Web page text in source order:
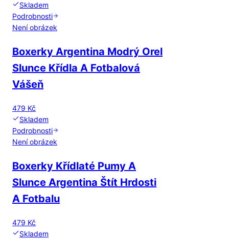
Skladem
Podrobnosti
Není obrázek
Boxerky Argentina Modrý Orel
Slunce Křídla A Fotbalová
Vášeň
479 Kč
Skladem
Podrobnosti
Není obrázek
Boxerky Křídlaté Pumy A
Slunce Argentina Štít Hrdosti
A Fotbalu
479 Kč
Skladem